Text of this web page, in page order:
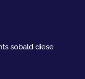
sobald diese